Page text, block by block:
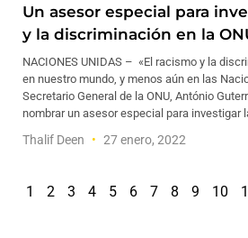
Un asesor especial para
y la discriminación en la
NACIONES UNIDAS – «El racismo y la
en nuestro mundo, y menos aún en las
Secretario General de la ONU, António
nombrar un asesor especial para investigar
Thalif Deen 27 enero, 2022
1 2 3 4 5 6 7 8 9 10